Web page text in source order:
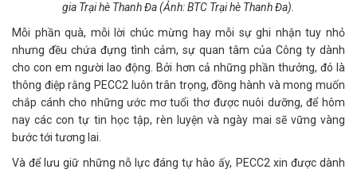
gia Trại hè Thanh Đa (Ảnh: BTC Trại hè Thanh Đa).
Mỗi phần quà, mỗi lời chúc mừng hay mỗi sự ghi nhận tuy nhỏ
nhưng đều chứa đựng tình cảm, sự quan tâm của Công ty dành
cho con em người lao động. Bởi hơn cả những phần thưởng, đó là
thông điệp rằng PECC2 luôn trân trọng, đồng hành và mong muốn
chắp cánh cho những ước mơ tuổi thơ được nuôi dưỡng, để hôm
nay các con tự tin học tập, rèn luyện và ngày mai sẽ vững vàng
bước tới tương lai.
Và để lưu giữ những nỗ lực đáng tự hào ấy, PECC2 xin được dành